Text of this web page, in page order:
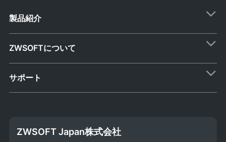
ZWSOFT Japan株式会社
製品紹介
ZWSOFTについて
サポート